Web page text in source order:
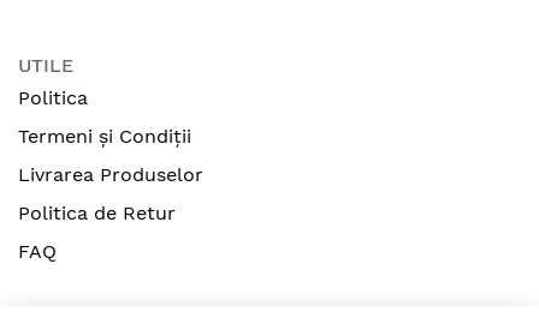
UTILE
Politica
Termeni și Condiții
Livrarea Produselor
Politica de Retur
FAQ